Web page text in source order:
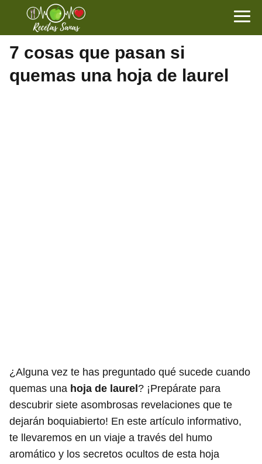
7 cosas que pasan si
quemas una hoja de laurel
¿Alguna vez te has preguntado qué sucede cuando
quemas una hoja de laurel ? ¡Prepárate para
descubrir siete asombrosas revelaciones que te
dejarán boquiabierto! En este artículo informativo,
te llevaremos en un viaje a través del humo
aromático y los secretos ocultos de esta hoja